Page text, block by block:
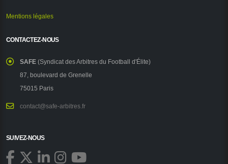
Mentions légales
CONTACTEZ-NOUS
SAFE (Syndicat des Arbitres du Football d'Élite)
87, boulevard de Grenelle
75015 Paris
contact@safe-arbitres.fr
SUIVEZ-NOUS